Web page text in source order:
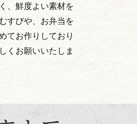
、鮮度よい素材を
すびや、お弁当を
てお作りしており
くお願いいたしま